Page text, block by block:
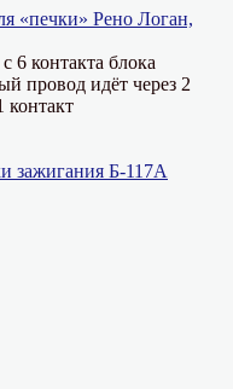
«печки» Рено Логан,
6 контакта блока
провод идёт через 2
контакт
зажигания Б-117А